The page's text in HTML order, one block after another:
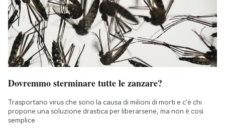
Dovremmo sterminare tutte le zanzare?
Trasportano virus che sono la causa di milioni di morti e c'è chi
propone una soluzione drastica per liberarsene, ma non è così
semplice